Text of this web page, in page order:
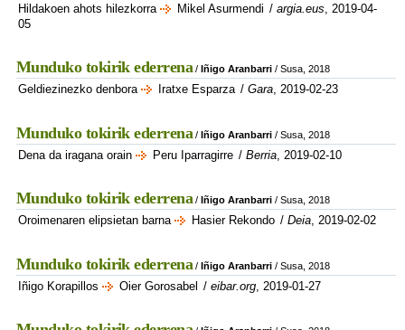
Hildakoen ahots hilezkorra Mikel Asurmendi / argia.eus , 2019-04-
05
Munduko tokirik ederrena/ Iñigo Aranbarri / Susa, 2018
Geldiezinezko denbora Iratxe Esparza / Gara, 2019-02-23
Munduko tokirik ederrena /Iñigo Aranbarri / Susa, 2018
Dena da iragana orain Peru Iparragirre / Berria , 2019-02-10
Munduko tokirik ederrena / Iñigo Aranbarri / Susa, 2018
Oroimenaren elipsietan barna Hasier Rekondo / Deia, 2019-02-02
Munduko tokirik ederrena /Iñigo Aranbarri / Susa, 2018
Iñigo Korapillos Oier Gorosabel / eibar.org , 2019-01-27